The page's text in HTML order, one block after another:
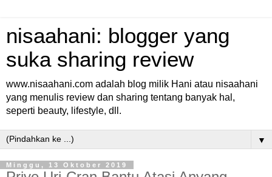
nisaahani: blogger yang
suka sharing review
www.nisaahani.com adalah blog milik Hani atau nisaahani
yang menulis review dan sharing tentang banyak hal,
seperti beauty, lifestyle, dll.
▼
Minggu, 13 Oktober 2019